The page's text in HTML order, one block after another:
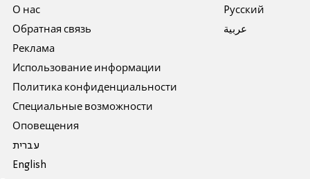
О нас
Обратная связь
Реклама
Использование информации
Политика конфиденциальности
Специальные возможности
Оповещения
עברית
English
Pусский
عربية